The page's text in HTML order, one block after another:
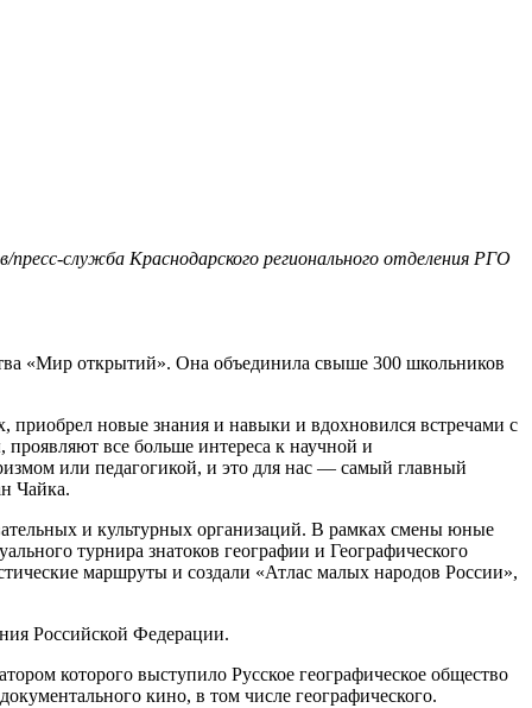
служба Краснодарского регионального отделения РГО
«Мир открытий». Она объединила свыше 300 школьников
новые знания и навыки и вдохновился встречами с
все больше интереса к научной и
или педагогикой, и это для нас — самый главный
Чайка.
и культурных организаций. В рамках смены юные
турнира знатоков географии и Географического
маршруты и создали «Атлас малых народов России»,
Российской Федерации.
которого выступило Русское географическое общество
кино, в том числе географического.